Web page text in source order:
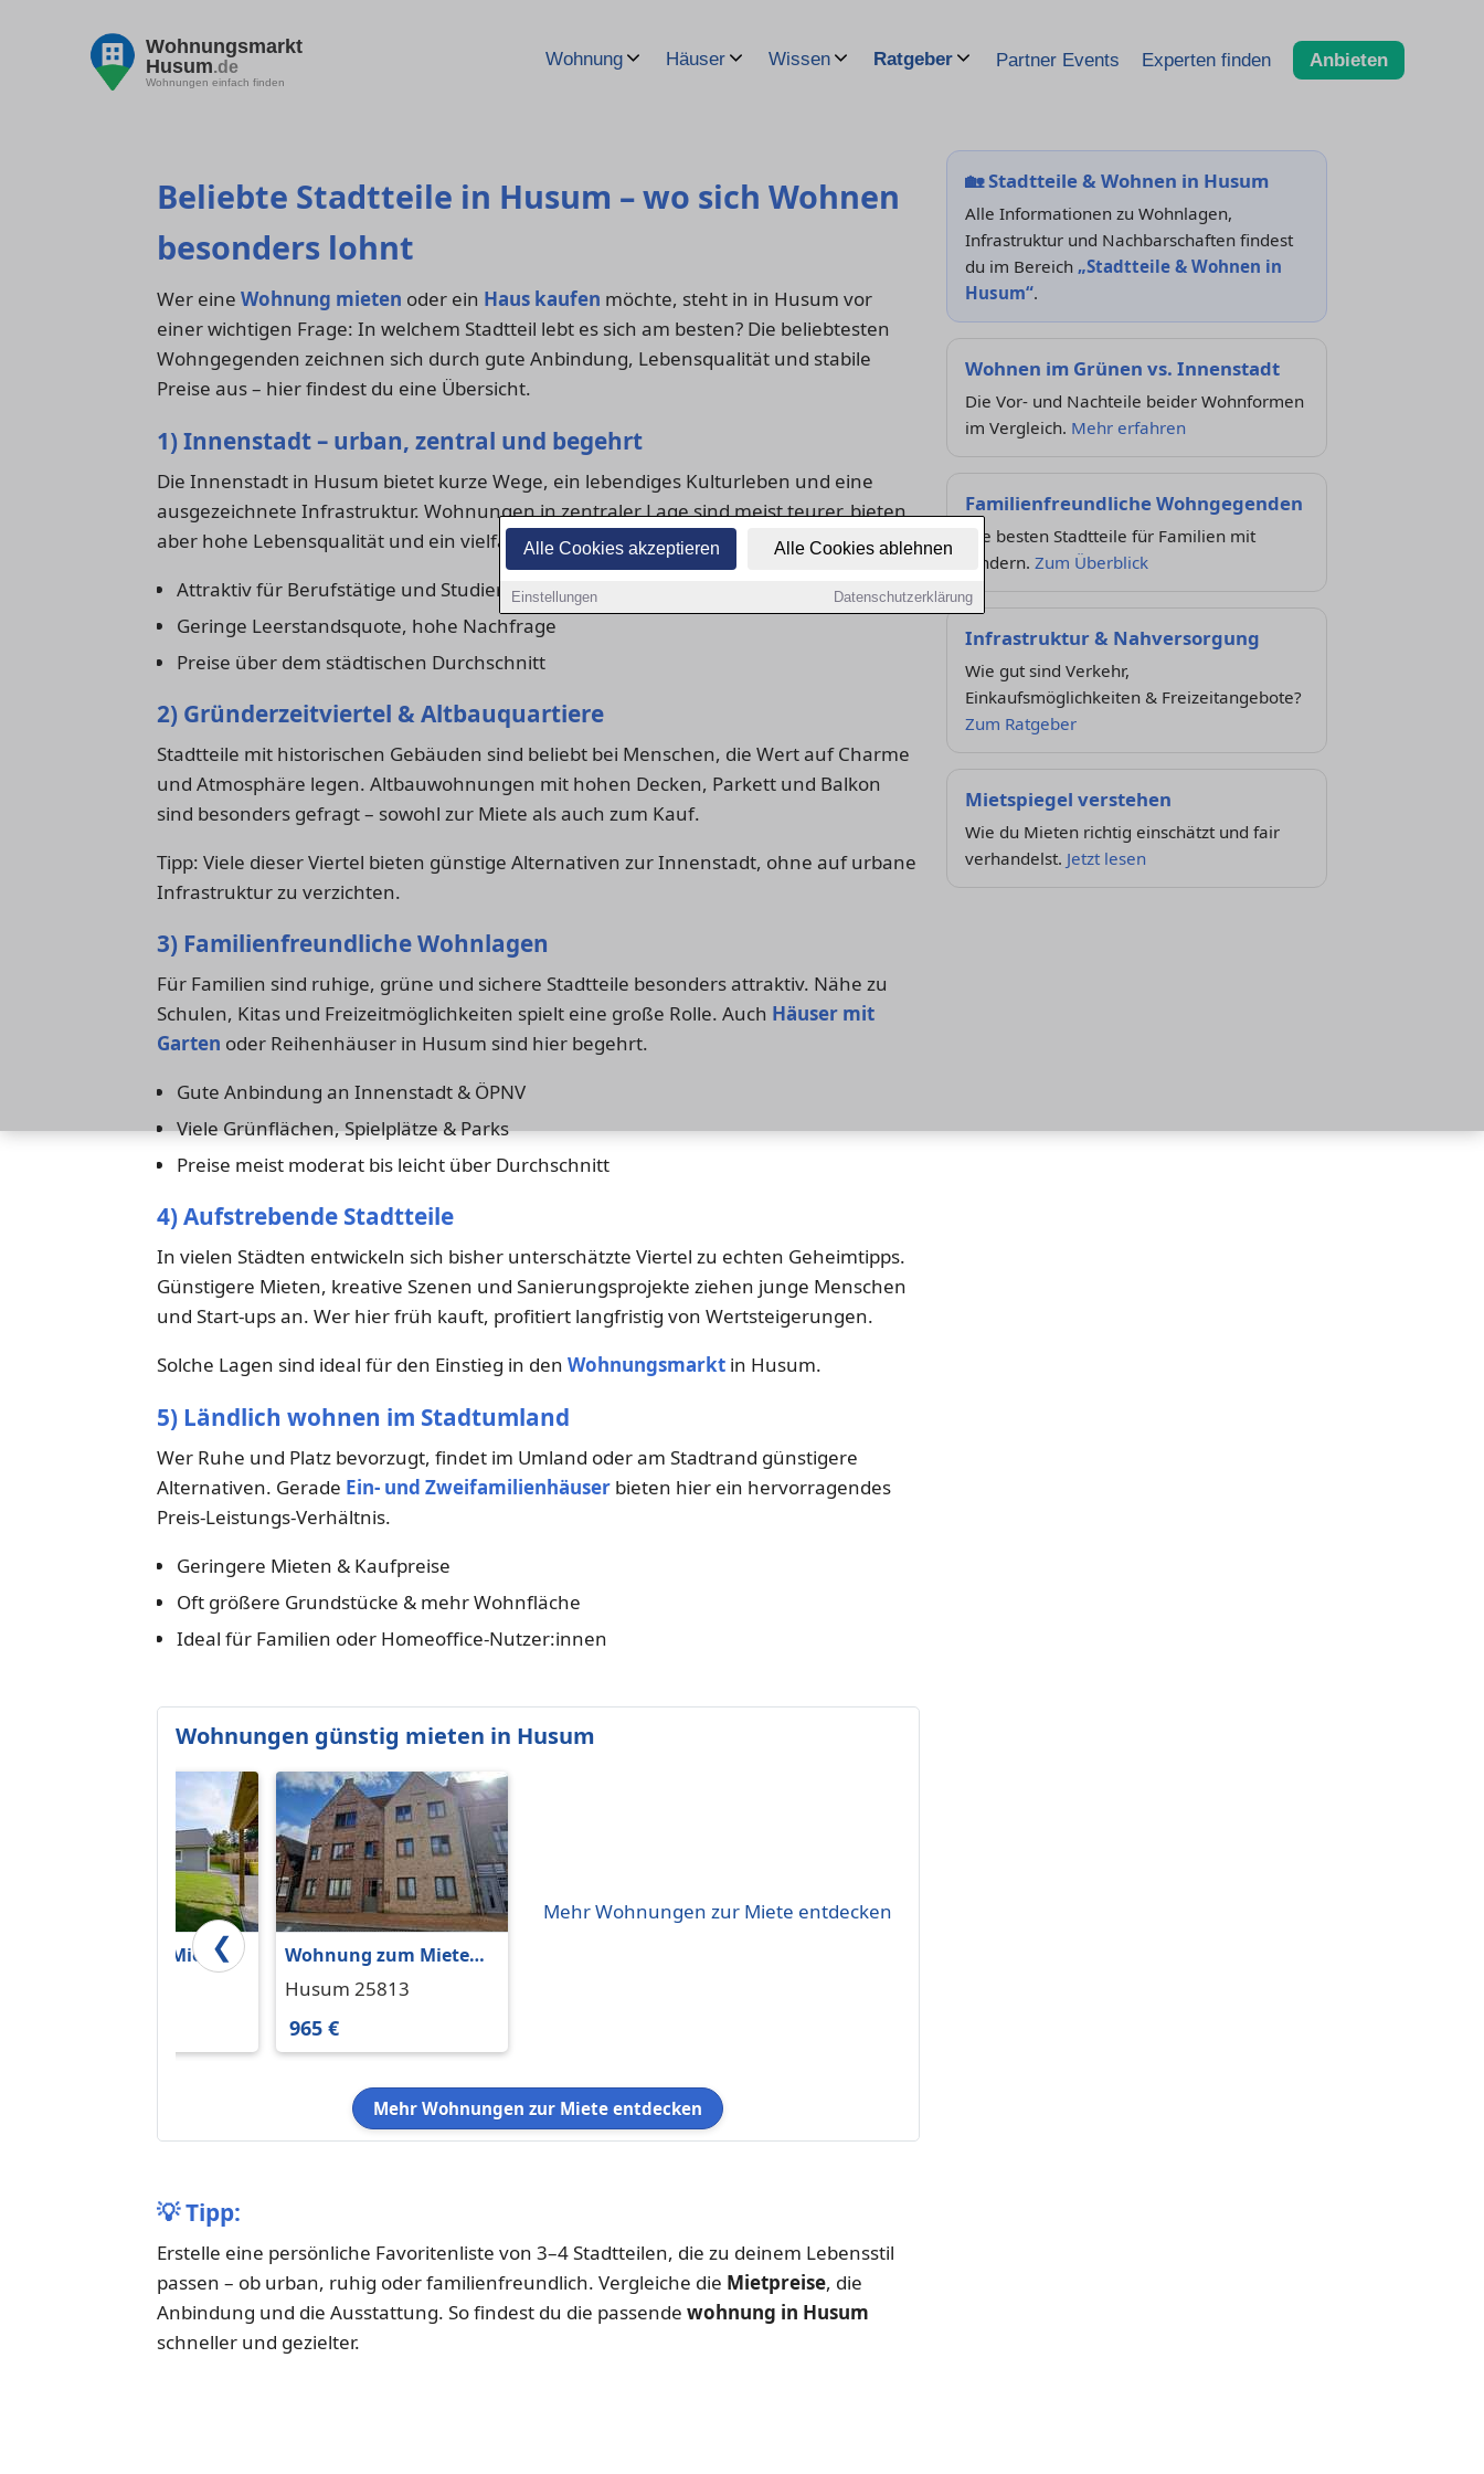
Alle Cookies akzeptieren Alle Cookies ablehnen
Einstellungen Datenschutzerklärung
Wohnungsmarkt
Husum.de
Wohnungen einfach finden
Wohnung Häuser Wissen Ratgeber Partner Events Experten finden Anbieten
Beliebte Stadtteile in Husum – wo sich Wohnen
besonders lohnt
Wer eine Wohnung mieten oder ein Haus kaufen möchte, steht in in Husum vor
einer wichtigen Frage: In welchem Stadtteil lebt es sich am besten? Die beliebtesten
Wohngegenden zeichnen sich durch gute Anbindung, Lebensqualität und stabile
Preise aus – hier findest du eine Übersicht.
1) Innenstadt – urban, zentral und begehrt
Die Innenstadt in Husum bietet kurze Wege, ein lebendiges Kulturleben und eine
ausgezeichnete Infrastruktur. Wohnungen in zentraler Lage sind meist teurer, bieten
aber hohe Lebensqualität und ein vielfältiges Freizeitangebot.
Attraktiv für Berufstätige und Studierende
Geringe Leerstandsquote, hohe Nachfrage
Preise über dem städtischen Durchschnitt
2) Gründerzeitviertel & Altbauquartiere
Stadtteile mit historischen Gebäuden sind beliebt bei Menschen, die Wert auf Charme
und Atmosphäre legen. Altbauwohnungen mit hohen Decken, Parkett und Balkon
sind besonders gefragt – sowohl zur Miete als auch zum Kauf.
Tipp: Viele dieser Viertel bieten günstige Alternativen zur Innenstadt, ohne auf urbane
Infrastruktur zu verzichten.
3) Familienfreundliche Wohnlagen
Für Familien sind ruhige, grüne und sichere Stadtteile besonders attraktiv. Nähe zu
Schulen, Kitas und Freizeitmöglichkeiten spielt eine große Rolle. Auch Häuser mit
Garten oder Reihenhäuser in Husum sind hier begehrt.
Gute Anbindung an Innenstadt & ÖPNV
Viele Grünflächen, Spielplätze & Parks
Preise meist moderat bis leicht über Durchschnitt
4) Aufstrebende Stadtteile
In vielen Städten entwickeln sich bisher unterschätzte Viertel zu echten Geheimtipps.
Günstigere Mieten, kreative Szenen und Sanierungsprojekte ziehen junge Menschen
und Start-ups an. Wer hier früh kauft, profitiert langfristig von Wertsteigerungen.
Solche Lagen sind ideal für den Einstieg in den Wohnungsmarkt in Husum.
5) Ländlich wohnen im Stadtumland
Wer Ruhe und Platz bevorzugt, findet im Umland oder am Stadtrand günstigere
Alternativen. Gerade Ein- und Zweifamilienhäuser bieten hier ein hervorragendes
Preis-Leistungs-Verhältnis.
Geringere Mieten & Kaufpreise
Oft größere Grundstücke & mehr Wohnfläche
Ideal für Familien oder Homeoffice-Nutzer:innen
Wohnungen günstig mieten in Husum
❮
Wohnung zum Mieten
Wohnung zum Mieten
in Husum 965 € 76.07
Husum 25813
965 €
Mehr Wohnungen zur Miete entdecken
Mehr Wohnungen zur Miete entdecken
💡Tipp:
Erstelle eine persönliche Favoritenliste von 3–4 Stadtteilen, die zu deinem Lebensstil
passen – ob urban, ruhig oder familienfreundlich. Vergleiche die Mietpreise, die
Anbindung und die Ausstattung. So findest du die passende wohnung in Husum
schneller und gezielter.
🏡Stadtteile & Wohnen in Husum
Alle Informationen zu Wohnlagen,
Infrastruktur und Nachbarschaften findest
du im Bereich „Stadtteile & Wohnen in
Husum“.
Wohnen im Grünen vs. Innenstadt
Die Vor- und Nachteile beider Wohnformen
im Vergleich. Mehr erfahren
Familienfreundliche Wohngegenden
Die besten Stadtteile für Familien mit
Kindern. Zum Überblick
Infrastruktur & Nahversorgung
Wie gut sind Verkehr,
Einkaufsmöglichkeiten & Freizeitangebote?
Zum Ratgeber
Mietspiegel verstehen
Wie du Mieten richtig einschätzt und fair
verhandelst. Jetzt lesen